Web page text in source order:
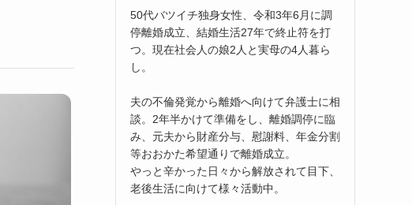
50代バツイチ独身女性、令和3年6月に調
停離婚成立、結婚生活27年で終止符を打
つ。現在社会人の娘2人と実母の4人暮ら
し。
夫の不倫発覚から離婚へ向けて弁護士に相
談。2年半かけて準備をし、離婚調停に臨
み、元夫から財産分与、慰謝料、年金分割
等おおかた希望通りで離婚成立。
やっと辛かった日々から解放されて目下、
老後生活に向けて様々活動中。